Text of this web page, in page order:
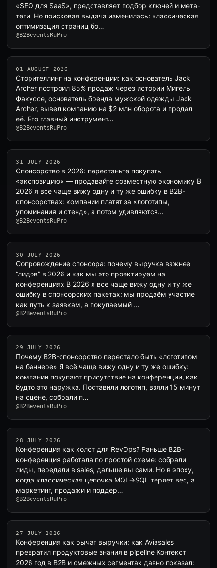
«SEO для SaaS», представляет подбор ключей и мета-
теги. Но поисковая выдача изменилась: классическая
оптимизация страниц бо…
@B2BeventsRuPro
01 AUGUST 2026
Сторителлинг на конференции: как основатель Jack
Archer построил 85% продаж через истории Мигель
Факуссе, основатель бренда мужской одежды Jack
Archer, вывел компанию на $2 млн оборота и продал
её. Его главный инструмент…
@B2BeventsRuPro
31 JULY 2026
Спонсорство в 2026: перестаньте покупать
«экспозицию» — продавайте совместную экономику В
2026 я всё чаще вижу одну и ту же ошибку в B2B-
спонсорствах: компании платят за «логотипы,
упоминания и стенд», а потом удивляются…
@B2BeventsRuPro
30 JULY 2026
Сопровождение спонсора: почему выручка важнее
“лидов” в 2026 и как мы это проектируем на
конференциях В 2026 я все чаще вижу одну и ту же
ошибку в спонсорских пакетах: мы продаём участие
как путь к заявкам, а покупаемый …
@B2BeventsRuPro
29 JULY 2026
Почему B2B-спонсорство перестало быть «логотипом
на баннере» Я всё чаще вижу одну и ту же ошибку:
компании покупают присутствие на конференции, как
будто это наружка. Поставили логотип, взяли 15 минут
на сцене, собрали п…
@B2BeventsRuPro
28 JULY 2026
Конференция как холст для RevOps? Раньше B2B-
конференция работала по простой схеме: собрали
лиды, передали в sales, дальше вы сами. Но в эпоху,
когда классическая цепочка MQL→SQL теряет вес, а
маркетинг, продажи и поддер…
@B2BeventsRuPro
27 JULY 2026
Конференция как рычаг выручки: как Aviasales
превратил продуктовые знания в pipeline Контекст
2026 год в B2B и смежных сегментах давно показал: